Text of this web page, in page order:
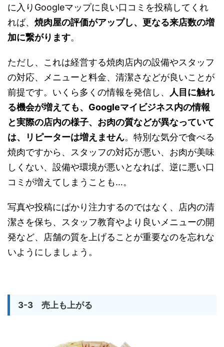
に入りGoogleマップに良い口コミを投稿してくれ
れば、 焼肉屋の評価がアップし、更なる来店数の増
加に繋がります。
ただし、これは経営する焼肉店内の設備やスタッフ
の対応、メニューと料金、清潔さなどが良いことが
前提です。いくら多くの情報を発信し、 人目に触れ
る機会が増えても、Googleマイビジネス内の情報
と実際の店内の様子、お肉の質などが異なっていて
は、リピーターは増えません。特別な気分で食べる
焼肉ですから、スタッフの対応が悪い、お肉が美味
しくない、設備や環境が悪いとなれば、逆に悪い口
コミが増えてしまうことも…。
写真や投稿にばかり注力するのではなく、店内の清
潔さを保ち、スタッフ教育やより良いメニューの開
発など、店舗の質を上げることが重要なのを忘れな
いようにしましょう。
3-3 売上も上がる